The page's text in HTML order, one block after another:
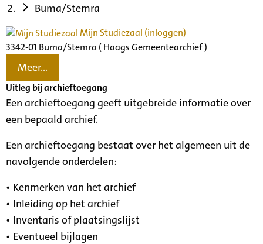
Buma/Stemra
Mijn Studiezaal (inloggen)
3342-01 Buma/Stemra ( Haags Gemeentearchief )
Meer...
Uitleg bij archieftoegang
Een archieftoegang geeft uitgebreide informatie over
een bepaald archief.
Een archieftoegang bestaat over het algemeen uit de
navolgende onderdelen:
• Kenmerken van het archief
• Inleiding op het archief
• Inventaris of plaatsingslijst
• Eventueel bijlagen